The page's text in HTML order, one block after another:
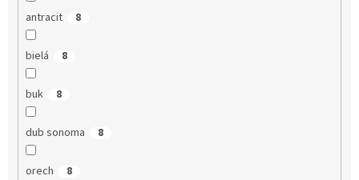
antracit 8
bielá 8
buk 8
dub sonoma 8
orech 8